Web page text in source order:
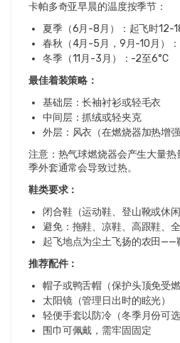
卡帕多奇亚早晨的温度按季节：
夏季（6月-8月）：起飞时12-
春秋（4月-5月，9月-10月）
冬季（11月-3月）：-2至6°C
最佳着装策略：
基础层：长袖衬衫或轻毛衣
中间层：抓绒或轻夹克
外层：风衣（在燃烧器加热增强
注意：热气球燃烧器会产生大量
季外套通常会导致过热。
鞋类要求：
闭合鞋（运动鞋、登山靴或休闲
避免：拖鞋、凉鞋、高跟鞋、
起飞地点为尘土飞扬的农田——
推荐配件：
帽子或鸭舌帽（保护头顶免受燃
太阳镜（管理日出时的眩光）
轻便手套以防冷（冬季月份可选
围巾可佩戴，需牢固固定